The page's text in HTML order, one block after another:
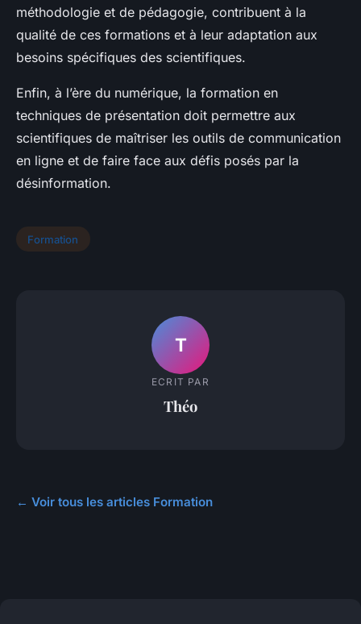
méthodologie et de pédagogie, contribuent à la
qualité de ces formations et à leur adaptation aux
besoins spécifiques des scientifiques.
Enfin, à l’ère du numérique, la formation en
techniques de présentation doit permettre aux
scientifiques de maîtriser les outils de communication
en ligne et de faire face aux défis posés par la
désinformation.
Formation
T
ECRIT PAR
Théo
← Voir tous les articles Formation